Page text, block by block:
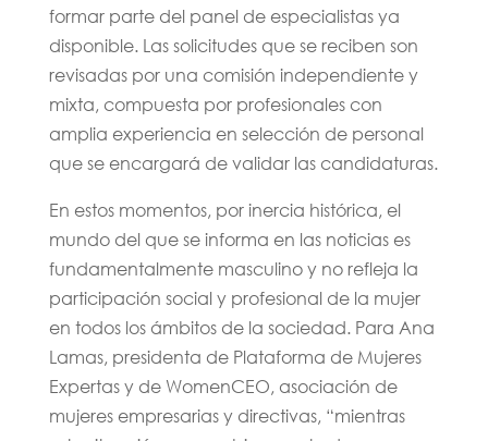
formar parte del panel de especialistas ya
disponible. Las solicitudes que se reciben son
revisadas por una comisión independiente y
mixta, compuesta por profesionales con
amplia experiencia en selección de personal
que se encargará de validar las candidaturas.
En estos momentos, por inercia histórica, el
mundo del que se informa en las noticias es
fundamentalmente masculino y no refleja la
participación social y profesional de la mujer
en todos los ámbitos de la sociedad. Para Ana
Lamas, presidenta de Plataforma de Mujeres
Expertas y de WomenCEO, asociación de
mujeres empresarias y directivas, “mientras